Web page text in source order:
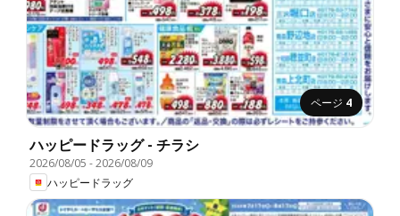
ページ 4
ハッピードラッグ - チラシ
2026/08/05 -2026/08/09
ハッピードラッグ